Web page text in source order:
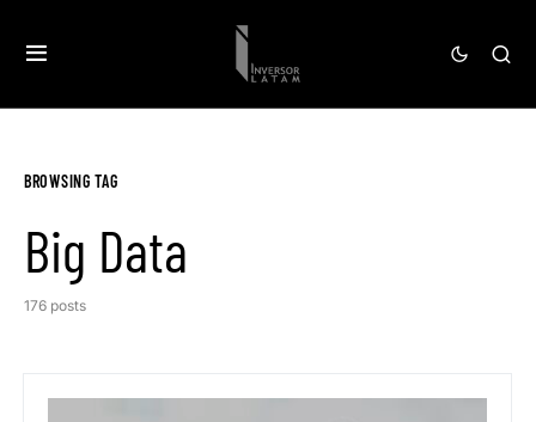
BROWSING TAG
Big Data
176 posts